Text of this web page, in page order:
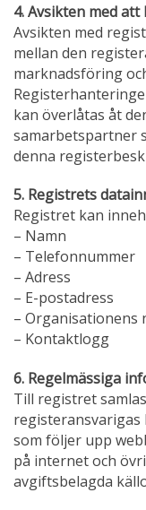
4. Avsikten med
Avsikten med
mellan den
marknadsföring
kan överlåtas åt
samarbetspartner
denna
5. Registrets
Registret kan
– Namn
– Telefonnummer
– Adress
– E-postadress
– Organisationens
– Kontaktlogg
6. Regelmässiga
Till registret
som följer upp
på internet och
avgiftsbelagda